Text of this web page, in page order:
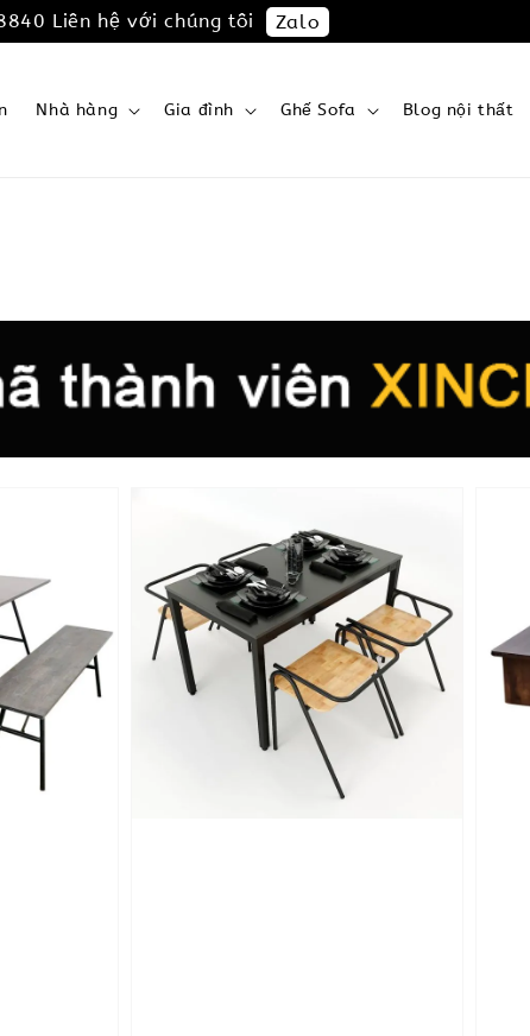
Liên hệ với chúng tôi Zalo
Nhà hàng Gia đình Ghế Sofa Blog nội thất